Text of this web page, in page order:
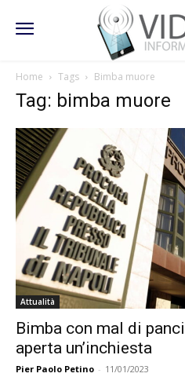
Home Tags Bimba muore
Tag: bimba muore
Attualità
Bimba con mal di
aperta un’inchiesta
Pier Paolo Petino - 11/01/2023